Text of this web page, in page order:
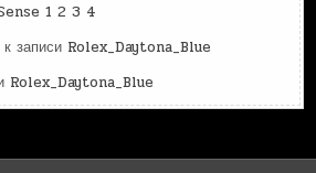
1 2 3 4
к записи Rolex_Daytona_Blue
Rolex_Daytona_Blue